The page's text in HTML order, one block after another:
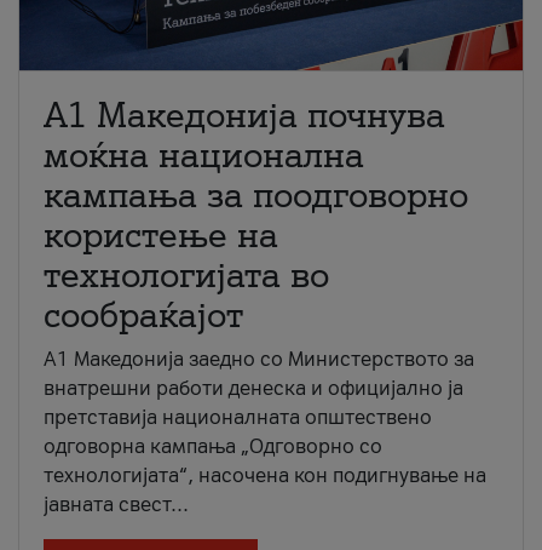
A1 Македонија почнува
моќна национална
кампања за поодговорно
користење на
технологијата во
сообраќајот
A1 Македонија заедно со Министерството за
внатрешни работи денеска и официјално ја
претставија националната општествено
одговорна кампања „Одговорно со
технологијата“, насочена кон подигнување на
јавната свест...